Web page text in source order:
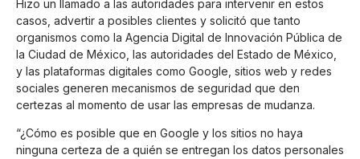
Hizo un llamado a las autoridades para intervenir en estos
casos, advertir a posibles clientes y solicitó que tanto
organismos como la Agencia Digital de Innovación Pública de
la Ciudad de México, las autoridades del Estado de México,
y las plataformas digitales como Google, sitios web y redes
sociales generen mecanismos de seguridad que den
certezas al momento de usar las empresas de mudanza.
“¿Cómo es posible que en Google y los sitios no haya
ninguna certeza de a quién se entregan los datos personales